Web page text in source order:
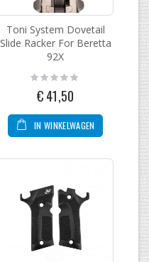
Toni System Dovetail
Slide Racker For Beretta
92X
Rating:
0%
€ 41,50
IN WINKELWAGEN